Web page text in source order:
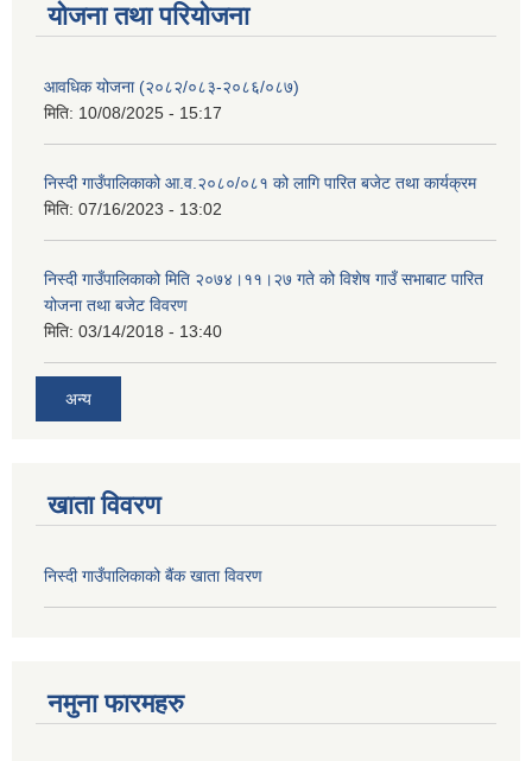
योजना तथा परियोजना
आवधिक योजना (२०८२/०८३-२०८६/०८७)
मिति: 10/08/2025 - 15:17
निस्दी गाउँपालिकाको आ.व.२०८०/०८१ को लागि पारित बजेट तथा कार्यक्रम
मिति: 07/16/2023 - 13:02
निस्दी गाउँपालिकाको मिति २०७४।११।२७ गते को विशेष गाउँ सभाबाट पारित
योजना तथा बजेट विवरण
मिति: 03/14/2018 - 13:40
अन्य
खाता विवरण
निस्दी गाउँपालिकाको बैंक खाता विवरण
नमुना फारमहरु